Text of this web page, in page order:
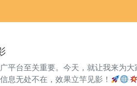
平台至关重要。今天，就让我来
息无处不在，效果立竿见影！